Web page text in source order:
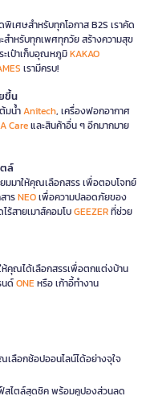
ศษสำหรับทุกโอกาส B2S เราคัด
สำหรับทุกเพศทุกวัย สร้างความสุข
ะเป๋าเก็บอุณหภูมิKAKAO
เรามีครบ!
ขึ้น
มน้ำAnitech, เครื่องฟอกอากาศ
Careและสินค้าอื่น ๆ อีกมากมาย
ล์
มาให้คุณเลือกสรร เพื่อตอบโจทย์
ารNEOเพื่อความปลอดภัยของ
ร้สายเมาส์คอมโบGEEZERที่ช่วย
คุณได้เลือกสรรเพื่อตกแต่งบ้าน
นด์ONEหรือ เก้าอี้ทำงาน
เลือกช้อปออนไลน์ได้อย่างจุใจ
สไตล์สุดชิค พร้อมคูปองส่วนลด